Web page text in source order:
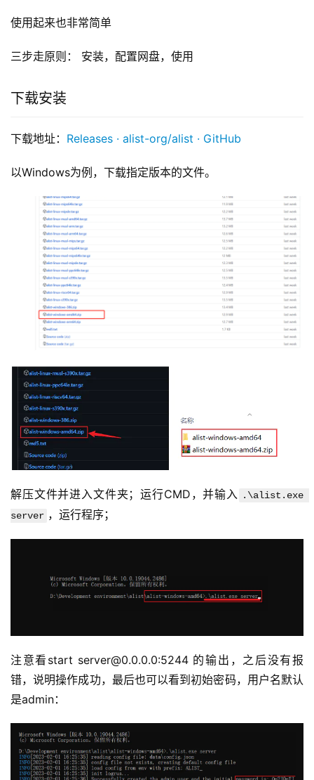
使用起来也非常简单
三步走原则： 安装，配置网盘，使用
下载安装
下载地址： Releases · alist-org/alist · GitHub
以Windows为例，下载指定版本的文件。
解压文件并进入文件夹；运行CMD，并输入
.\alist.exe
server ，运行程序；
注意看start server@0.0.0.0:5244 的输出，之后没有报
错，说明操作成功，最后也可以看到初始密码，用户名默认
是admin：